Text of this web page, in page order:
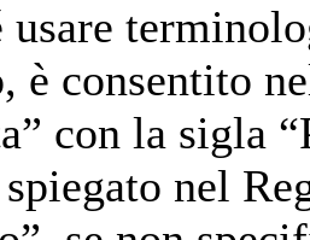
usare
è consentito
con la sigla
spiegato nel